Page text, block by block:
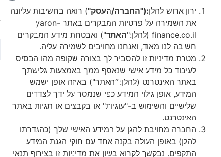
ירון ארוש להלן:("החברה/העסק") רואה בחשיבות עליונה
את השמירה על פרטיות המבקרים באתר yaron-
finance.co.il (להלן:"
האתר") ואבטחת מידע המבקרים
חשובה לנו מאוד, ואנחנו מחויבים לשמירה עליה.
מטרת מדיניות זו להסביר לך בצורה שקופה מהו הבסיס
לעיבוד כל מידע אישי שנאסף ממך באמצעות גלישתך
באתר האינטרנט (להלן:״האתר") באיזה אופן ישמש
המידע, אופן גילוי המידע כפי שנמסר על ידך לצדדים
שלישיים והשימוש ב-"עוגיות" או בקבצים או תגיות באתר
האינטרנט.
החברה מחויבת להגן על המידע האישי שלך (כהגדרתו
להלן) באופן העולה בקנה אחד עם חוקי הגנת המידע
התקפים. נבקשך לקרוא בעיון את מדיניות זו בצירוף תנאי